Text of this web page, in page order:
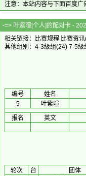
注意：本站内容与下面百度
-=> 叶紫暄[个人]的配
相关链接：
比赛规程 比赛资讯
其他组别： 4-3级组(24) 7-5级
编号 姓名
5
叶紫暄
报名
英文
轮次 台 团体